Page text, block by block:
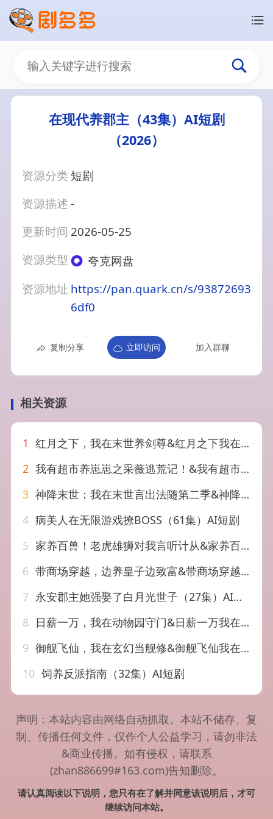
在现代养郡主（43集）AI短剧
（2026）
资源分类 短剧
资源描述-
更新时间 2026-05-25
资源类型
夸克网盘
资源地址 https://pan.quark.cn/s/93872693
6df0
复制分享 立即访问 加入群聊
相关资源
1 红月之下，我在末世养剑尊&红月之下我在末世养剑尊（55集）AI短剧
2 我有超市养崽崽之采薇逃荒记！&我有超市养崽崽之采薇逃荒记（100集）AI短剧
3 神降末世：我在末世言出法随第二季&神降末世我在末世言出法随第二季（100集）AI短剧
4 病美人在无限游戏撩BOSS（61集）AI短剧
5 家养百兽！老虎雄狮对我言听计从&家养百兽老虎雄狮对我言听计从（60集）AI短剧
6 带商场穿越，边养皇子边致富&带商场穿越边养皇子边致富（60集）AI短剧
7 永安郡主她强娶了白月光世子（27集）AI短剧
8 日薪一万，我在动物园守门&日薪一万我在动物园守门（60集）AI短剧
9 御舰飞仙，我在玄幻当舰修&御舰飞仙我在玄幻当舰修（102集）AI短剧
10 饲养反派指南（32集）AI短剧
声明：本站内容由网络自动抓取。本站不储存、复
制、传播任何文件，仅作个人公益学习，请勿非法
&商业传播。如有侵权，请联系
(zhan886699#163.com)告知删除。
请认真阅读以下说明，您只有在了解并同意该说明后，才可
继续访问本站。